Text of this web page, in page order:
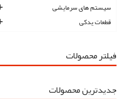
سیستم های سرمایشی
قطعات یدکی
فیلتر محصولات
جدیدترین محصولات